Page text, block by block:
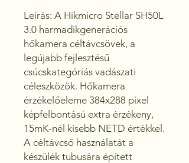
Leírás: A Hikmicro Stellar SH50L
3.0 harmadikgenerációs
hőkamera céltávcsövek, a
legújabb fejlesztésű
csúcskategóriás vadászati
céleszközök. Hőkamera
érzékelőeleme 384x288 pixel
képfelbontású extra érzékeny,
15mK-nél kisebb NETD értékkel.
A céltávcső használatát a
készülék tubusára épített